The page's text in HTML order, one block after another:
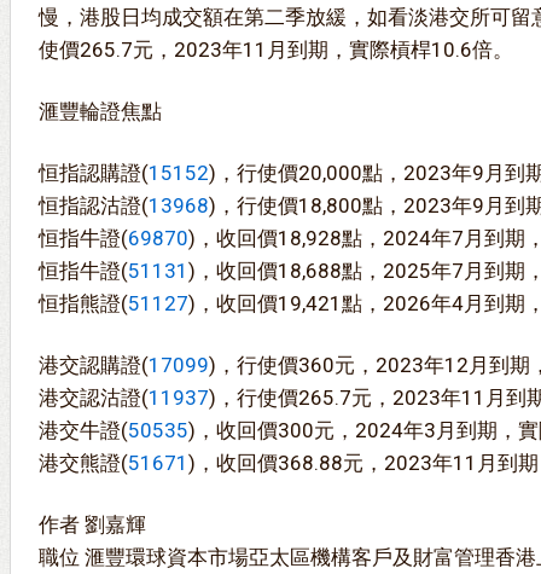
慢，港股日均成交額在第二季放緩，如看淡港交所可留
使價265.7元，2023年11月到期，實際槓桿10.6倍。
滙豐輪證焦點
恒指認購證(15152)，行使價20,000點，2023年9月到
恒指認沽證(13968)，行使價18,800點，2023年9月到
恒指牛證(69870)，收回價18,928點，2024年7月到期
恒指牛證(51131 )，收回價18,688點，2025年7月到期
恒指熊證(51127)，收回價19,421點，2026年4月到期
港交認購證(17099)，行使價360元，2023年12月到期
港交認沽證(11937)，行使價265.7元，2023年11月到
港交牛證(50535)，收回價300元，2024年3月到期，
港交熊證(51671 )，收回價368.88元，2023年11月到
作者 劉嘉輝
職位 滙豐環球資本市場亞太區機構客戶及財富管理香